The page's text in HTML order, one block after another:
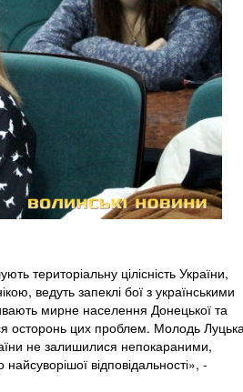
територіальну цілісність України,
ведуть запеклі бої з українськими
мирне населення Донецької та
осторонь цих проблем. Молодь
не залишилися непокараними,
відповідальності», -